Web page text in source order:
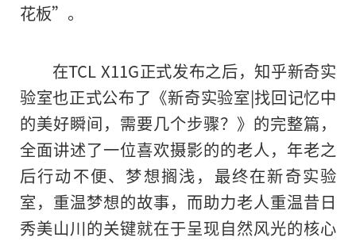
花板”。
在TCL X11G正式发布之后，知乎新奇实
验室也正式公布了《新奇实验室|找回记忆中
的美好瞬间，需要几个步骤？》的完整篇，
全面讲述了一位喜欢摄影的的老人，年老之
后行动不便、梦想搁浅，最终在新奇实验
室，重温梦想的故事，而助力老人重温昔日
秀美山川的关键就在于呈现自然风光的核心